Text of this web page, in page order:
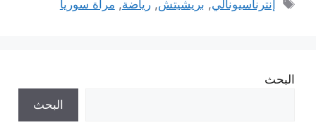
إنترناسيونالي, بريشيتش,رياضة, مرآة سوريا
البحث
البحث